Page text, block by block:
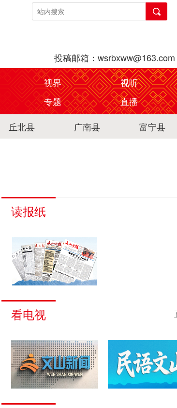
投稿邮箱：wsrbxww@163.com
视界
视听
专题
直播
丘北县 广南县 富宁县
读报纸
看电视